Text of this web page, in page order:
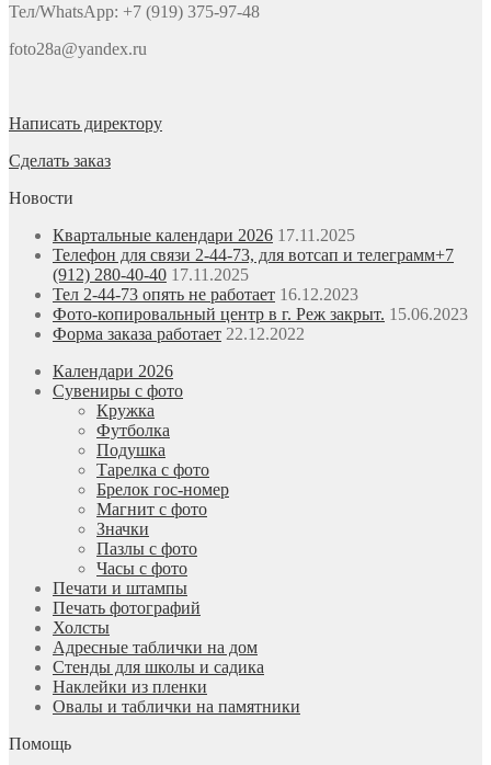
Тел/WhatsApp: +7 (919) 375-97-48
foto28a@yandex.ru
Написать директору
Сделать заказ
Новости
Квартальные календари 2026 17.11.2025
Телефон для связи 2-44-73, для вотсап и телеграмм+7
(912) 280-40-40 17.11.2025
Тел 2-44-73 опять не работает 16.12.2023
Фото-копировальный центр в г. Реж закрыт. 15.06.2023
Форма заказа работает 22.12.2022
Календари 2026
Сувениры с фото
Кружка
Футболка
Подушка
Тарелка с фото
Брелок гос-номер
Магнит с фото
Значки
Пазлы с фото
Часы с фото
Печати и штампы
Печать фотографий
Холсты
Адресные таблички на дом
Стенды для школы и садика
Наклейки из пленки
Овалы и таблички на памятники
Помощь